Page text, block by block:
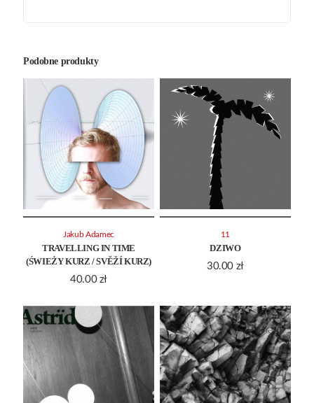
Podobne produkty
TRAVELLING IN TIME
(ŚWIEŻY KURZ / SVĚŽÍ KURZ)
40.00 zł
Jakub Adamec
DZIWO
30.00 zł
11